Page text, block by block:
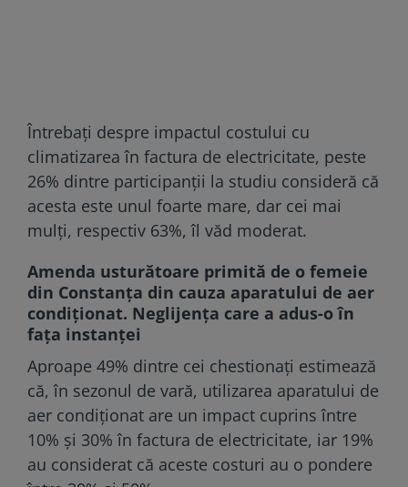
Întrebați despre impactul costului cu
climatizarea în factura de electricitate, peste
26% dintre participanții la studiu consideră că
acesta este unul foarte mare, dar cei mai
mulți, respectiv 63%, îl văd moderat.
Amenda usturătoare primită de o femeie
din Constanța din cauza aparatului de aer
condiționat. Neglijența care a adus-o în
fața instanței
Aproape 49% dintre cei chestionați estimează
că, în sezonul de vară, utilizarea aparatului de
aer condiționat are un impact cuprins între
10% și 30% în factura de electricitate, iar 19%
au considerat că aceste costuri au o pondere